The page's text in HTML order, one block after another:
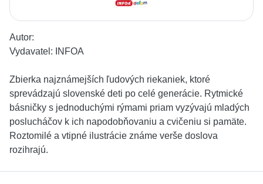
Autor:
Vydavatel:
INFOA
Zbierka najznámejších ľudových riekaniek, ktoré
sprevádzajú slovenské deti po celé generácie. Rytmické
básničky s jednoduchými rýmami priam vyzývajú mladých
poslucháčov k ich napodobňovaniu a cvičeniu si pamäte.
Roztomilé a vtipné ilustrácie známe verše doslova
rozihrajú.